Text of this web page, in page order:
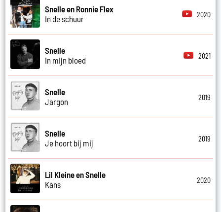
Snelle en Ronnie Flex
In de schuur
2020
Snelle
In mijn bloed
2021
Snelle
Jargon
2019
Snelle
Je hoort bij mij
2019
Lil Kleine en Snelle
Kans
2020